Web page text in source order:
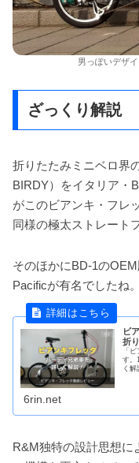
男っぽいデザ
ざっくり解説
折りたたみミニベロ界
BIRDY）をイタリア・
がこのビアンキ・フレ
同様の極太ストレート
そのほかにBD-1の
Pacificが有名でしたね。
ビ
折
「
す。
く解
6rin.net
R&M独特の設計思想に